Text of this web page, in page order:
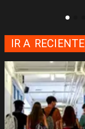
IR A RECIENTE